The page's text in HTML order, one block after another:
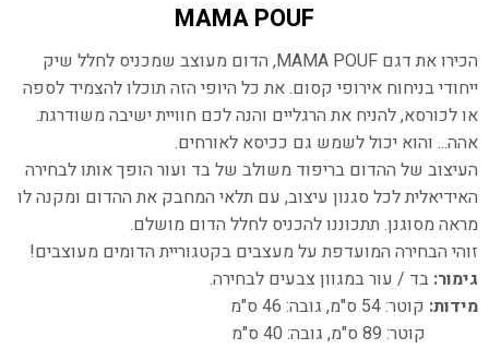
MAMA POUF
הכירו את דגם MAMA POUF, הדום מעוצב שמכניס לחלל שיק
ייחודי בניחוח אירופי קסום.את כל היופי הזה תוכלו להצמיד לספה
או לכורסא, להניח את הרגליים והנה לכם חוויית ישיבה משודרגת.
אהה... והוא יכול לשמש גם ככיסא לאורחים.
העיצוב של ההדום בריפוד משולב של בד ועור הופך אותו לבחירה
האידיאלית לכל סגנון עיצוב, עם תלאי המחבק את ההדום ומקנה לו
מראה מסוגנן. תתכוננו להכניס לחלל הדום מושלם.
זוהי הבחירה המועדפת על מעצבים בקטגוריית הדומים מעוצבים!
גימור: בד / עור במגוון צבעים לבחירה.
מידות: קוטר: 54 ס"מ, גובה:
46 ס"מ
קוטר: 89 ס"מ, גובה: 40 ס"מ